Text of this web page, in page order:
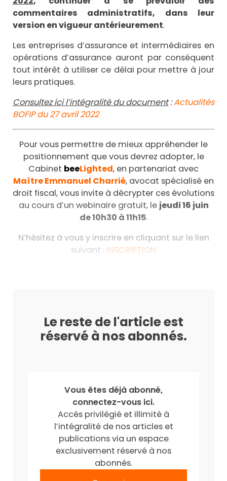
commentaires administratifs, dans leur
version en vigueur antérieurement.
Les entreprises d’assurance et intermédiaires en
opérations d’assurance auront par conséquent
tout intérêt à utiliser ce délai pour mettre à jour
leurs pratiques.
Consultez ici l’intégralité du document:Actualités
BOFIP du 27 avril 2022
Pour vous permettre de mieux appréhender le
positionnement que vous devrez adopter, le
Cabinet beeLighted, en partenariat avec
Maître Emmanuel Charrié, avocat spécialisé en
droit fiscal, vous invite à décrypter ces évolutions
au cours d’un webinaire gratuit, le jeudi 16 juin
de 10h30 à 11h15.
N’hésitez à vous y inscrire en cliquant sur le lien
suivant : INSCRIPTION
Le reste de l'article est
réservé à nos abonnés.
Vous êtes déjà abonné,
connectez-vous ici.
Accès privilégié et illimité à
l’intégralité de nos articles et
publications via un espace
exclusivement réservé à nos
abonnés.